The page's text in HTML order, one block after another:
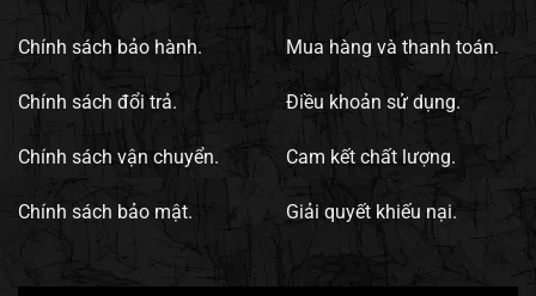
Chính sách bảo hành.
Chính sách đổi trả.
Chính sách vận chuyển.
Chính sách bảo mật.
Mua hàng và thanh toán.
Điều khoản sử dụng.
Cam kết chất lượng.
Giải quyết khiếu nại.